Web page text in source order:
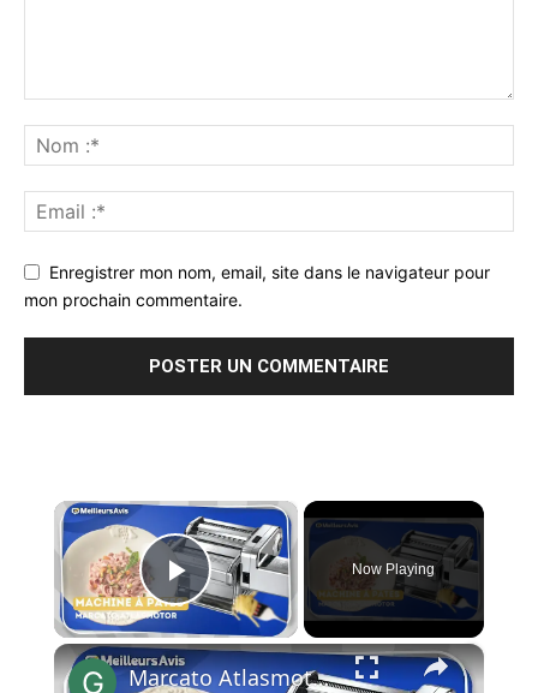
Enregistrer mon nom, email, site dans le navigateur pour
mon prochain commentaire.
×
Play Video
Now Playing
×
Marcato Atlasmotor : L’Authenticité des pâtes maison en un geste